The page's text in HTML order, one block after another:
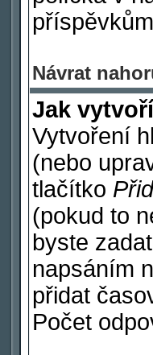
Návrat
Jak
Vytvoření
(nebo
tlačítko
(pokud to
byste
napsáním
přidat
Počet